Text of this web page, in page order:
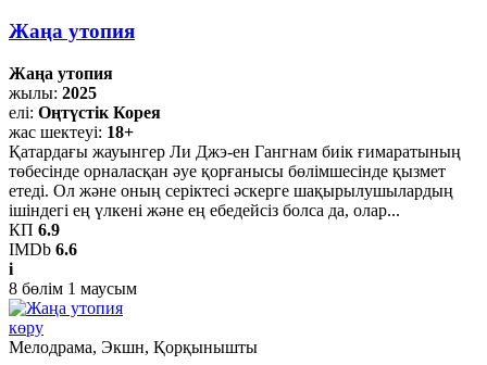
Жаңа утопия
Жаңа утопия
жылы: 2025
елі: Оңтүстік Корея
жас шектеуі: 18+
Қатардағы жауынгер Ли Джэ-ен Гангнам биік ғимаратының
төбесінде орналасқан әуе қорғанысы бөлімшесінде қызмет
етеді. Ол және оның серіктесі әскерге шақырылушылардың
ішіндегі ең үлкені және ең ебедейсіз болса да, олар...
КП 6.9
IMDb 6.6
i
8 бөлім 1 маусым
көру
Мелодрама, Экшн, Қорқынышты